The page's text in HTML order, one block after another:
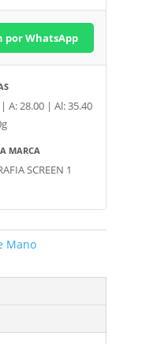
por WhatsApp
| A: 28.00 | Al: 35.40
MARCA
SCREEN 1
Mano